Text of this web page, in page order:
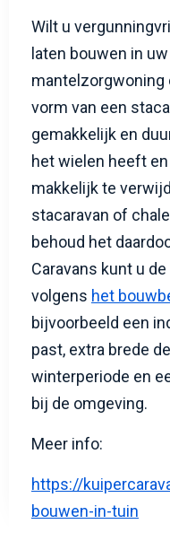
Wilt u
laten bouwen in
mantelzorgwoning
vorm van een
gemakkelijk en
het wielen heeft
makkelijk te
stacaravan of
behoud het
Caravans kunt u
volgens het
bijvoorbeeld een
past, extra brede
winterperiode en
bij de omgeving.
Meer info:
https://
bouwen-in-tuin